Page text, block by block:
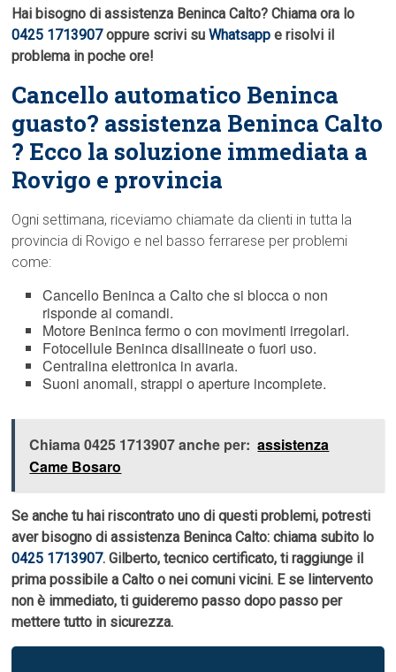
Hai bisogno di assistenza Beninca Calto? Chiama ora lo
0425 1713907oppure scrivi suWhatsapp e risolvi il
problema in poche ore!
Cancello automatico Beninca
guasto? assistenza Beninca Calto
? Ecco la soluzione immediata a
Rovigo e provincia
Ogni settimana, riceviamo chiamate da clienti in tutta la
provincia di Rovigo e nel basso ferrarese per problemi
come:
Cancello Beninca a Calto che si blocca o non
risponde ai comandi.
Motore Beninca fermo o con movimenti irregolari.
Fotocellule Beninca disallineate o fuori uso.
Centralina elettronica in avaria.
Suoni anomali, strappi o aperture incomplete.
Chiama 0425 1713907 anche per: assistenza
Came Bosaro
Se anche tu hai riscontrato uno di questi problemi, potresti
aver bisogno di assistenza Beninca Calto: chiama subito lo
0425 1713907. Gilberto, tecnico certificato, ti raggiunge il
prima possibile a Calto o nei comuni vicini. E se lintervento
non è immediato, ti guideremo passo dopo passo per
mettere tutto in sicurezza.